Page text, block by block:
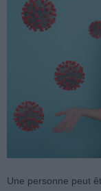
Une personne peut